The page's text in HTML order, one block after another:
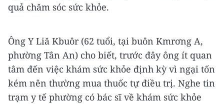
quả chăm sóc sức khỏe.
Ông Y Liă Kbuôr (62 tuổi, tại buôn Kmrơng A,
phường Tân An) cho biết, trước đây ông ít quan
tâm đến việc khám sức khỏe định kỳ vì ngại tốn
kém nên thường mua thuốc tự điều trị. Nghe tin
trạm y tế phường có bác sĩ về khám sức khỏe